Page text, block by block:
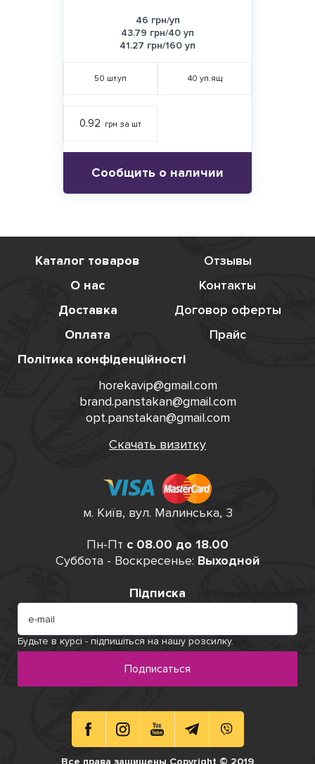
46 грн/уп
43.79 грн/40 уп
41.27 грн/160 уп
50 шт.уп 40 уп.ящ
0.92 грн за шт
Сообщить о наличии
Пн-Пт с 08.00 до 18.00
Суббота - Воскресенье: Выходной
Все права защищены Copyright © 2019
Підписка
Будьте в курсі - підпишіться на нашу розсилку.
Подписаться
Каталог товаров
Отзывы
О нас
Контакты
Доставка
Договор оферты
Оплата
Прайс
Політика конфіденційності
horekavip@gmail.com
brand.panstakan@gmail.com
opt.panstakan@gmail.com
Скачать визитку
м. Київ, вул. Малинська, 3